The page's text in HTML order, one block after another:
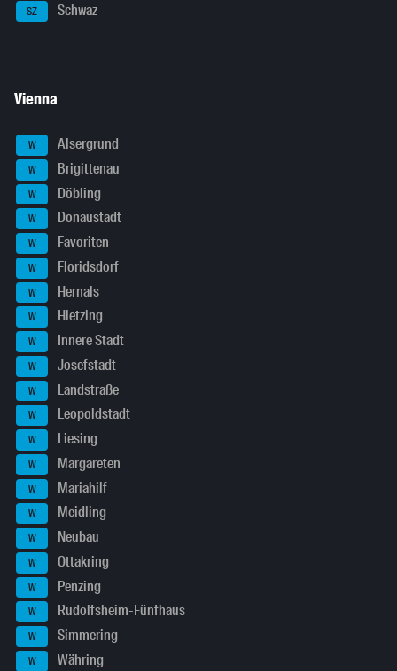
SZ Schwaz
Vienna
W Alsergrund
W Brigittenau
W Döbling
W Donaustadt
W Favoriten
W Floridsdorf
W Hernals
W Hietzing
W Innere Stadt
W Josefstadt
W Landstraße
W Leopoldstadt
W Liesing
W Margareten
W Mariahilf
W Meidling
W Neubau
W Ottakring
W Penzing
W Rudolfsheim-Fünfhaus
W Simmering
W Währing